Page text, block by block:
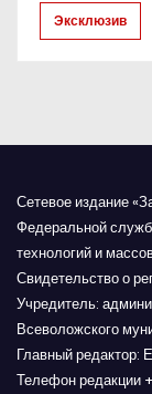
с
м
Эксклюзив
Сетевое издание
Федеральной
технологий и
Свидетельство о
Учредитель:
Всеволожского
Главный редактор:
Телефон редакции